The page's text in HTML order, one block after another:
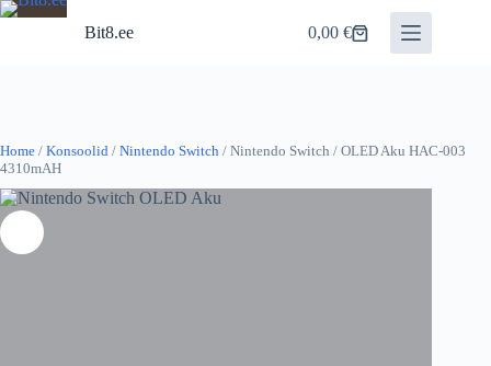
Skip
Bit8.ee
Shopping
0,00€
Home / Konsoolid / Nintendo Switch / Nintendo Switch / OLED Aku HAC-003
4310mAH